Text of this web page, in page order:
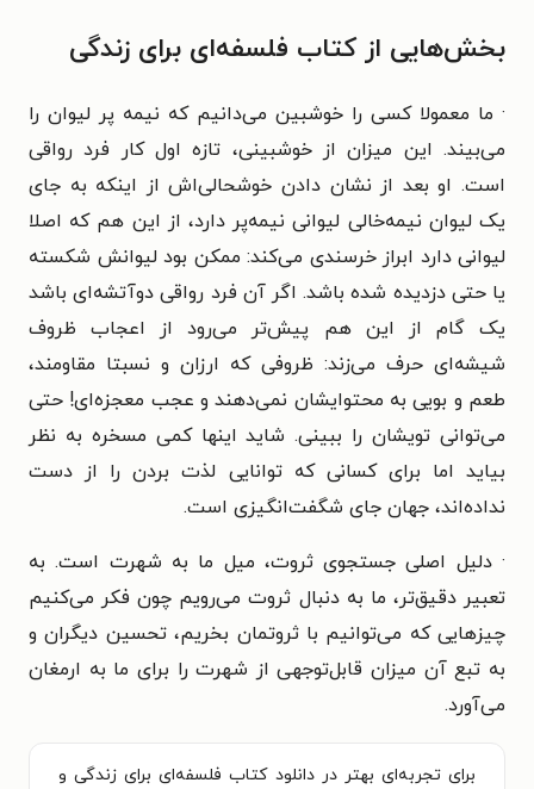
بخش‌هایی از کتاب فلسفه‌ای برای زندگی
· ما معمولا کسی را خوشبین می‌دانیم که نیمه پر لیوان را
می‌بیند. این میزان از خوشبینی، تازه اول کار فرد رواقی
است. او بعد از نشان دادن خوشحالی‌اش از اینکه به جای
یک لیوان نیمه‌خالی لیوانی نیمه‌پر دارد، از این هم که اصلا
لیوانی دارد ابراز خرسندی می‌کند: ممکن بود لیوانش شکسته
یا حتی دزدیده شده باشد. اگر آن فرد رواقی دوآتشه‌ای باشد
یک گام از این هم پیش‌تر می‌رود از اعجاب ظروف
شیشه‌ای حرف می‌زند: ظروفی که ارزان و نسبتا مقاومند،
طعم و بویی به محتوایشان نمی‌دهند و عجب معجزه‌ای! حتی
می‌توانی تویشان را ببینی. شاید اینها کمی مسخره به نظر
بیاید اما برای کسانی که توانایی لذت بردن را از دست
نداده‌اند، جهان جای شگفت‌انگیزی است.
· دلیل اصلی جستجوی ثروت، میل ما به شهرت است. به
تعبیر دقیق‌تر، ما به دنبال ثروت می‌رویم چون فکر می‌کنیم
چیزهایی که می‌توانیم با ثروتمان بخریم، تحسین دیگران و
به تبع آن میزان قابل‌توجهی از شهرت را برای ما به ارمغان
می‌آورد.
برای تجربه‌ای بهتر در دانلود کتاب فلسفه‌ای برای زندگی و